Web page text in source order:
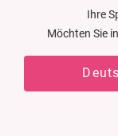
Ihre
Möchten Sie